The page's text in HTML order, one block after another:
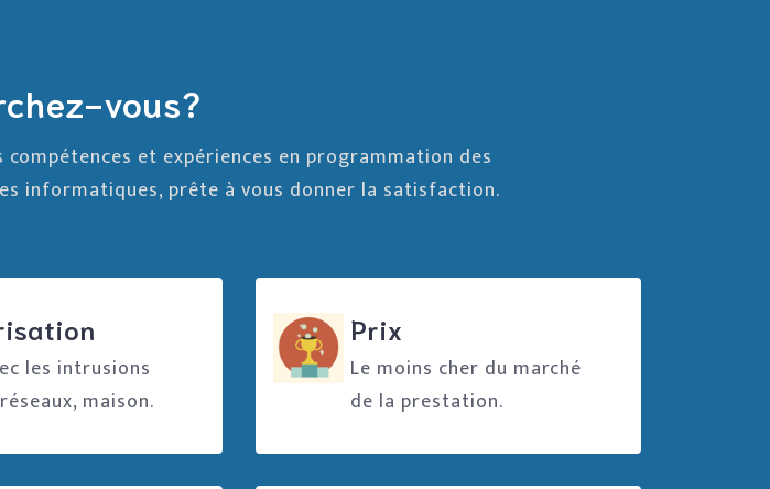
vous?
et expériences en programmation des
informatiques, prête à vous donner la satisfaction.
les intrusions
maison.
Prix
Le moins cher du marché
de la prestation.